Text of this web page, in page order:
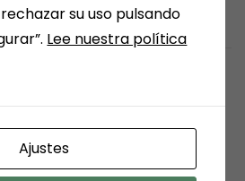
Y AFINES
su uso pulsando
Lee nuestra política
Ajustes